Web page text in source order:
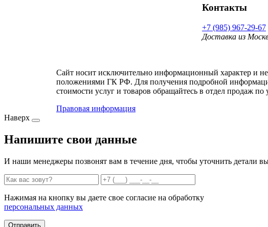
Контакты
+7 (985) 967-29-67
Доставка из
Сайт носит исключительно информационный характер и
положениями ГК РФ. Для получения подробной
стоимости услуг и товаров обращайтесь в отдел продаж по
Правовая информация
Наверх
Напишите свои данные
И наши менеджеры позвонят вам в течение дня, чтобы уточнить детали
Нажимая на кнопку вы даете свое согласие на обработку
персональных данных
Отправить